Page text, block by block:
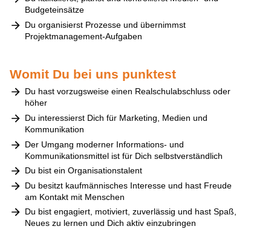
Budgeteinsätze
Du organisierst Prozesse und übernimmst
Projektmanagement-Aufgaben
Womit Du bei uns punktest
Du hast vorzugsweise einen Realschulabschluss oder
höher
Du interessierst Dich für Marketing, Medien und
Kommunikation
Der Umgang moderner Informations- und
Kommunikationsmittel ist für Dich selbstverständlich
Du bist ein Organisationstalent
Du besitzt kaufmännisches Interesse und hast Freude
am Kontakt mit Menschen
Du bist engagiert, motiviert, zuverlässig und hast Spaß,
Neues zu lernen und Dich aktiv einzubringen